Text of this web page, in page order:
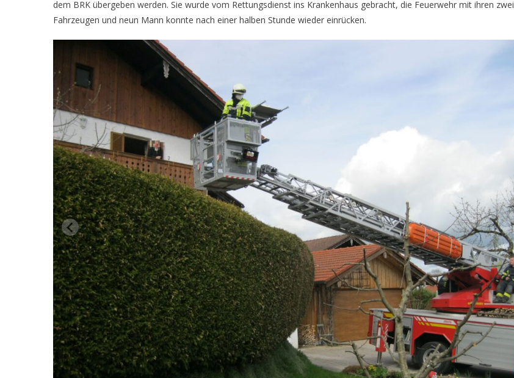
dem BRK übergeben werden. Sie wurde vom Rettungsdienst ins Krankenhaus gebracht, die Feuerwehr mit ihren zwei
Fahrzeugen und neun Mann konnte nach einer halben Stunde wieder einrücken.